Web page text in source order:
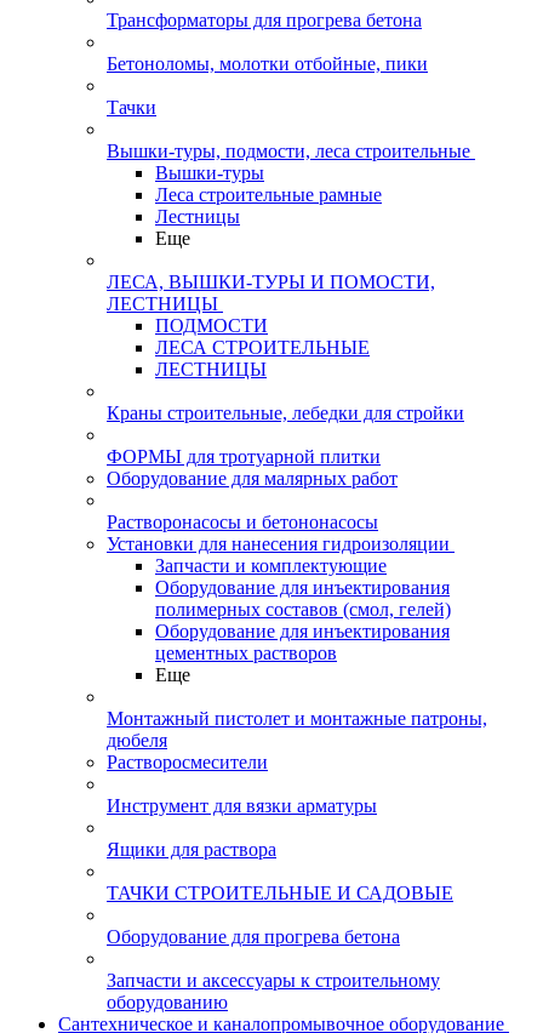
Трансформаторы для прогрева бетона
Бетоноломы, молотки отбойные, пики
Тачки
Вышки-туры, подмости, леса строительные
Вышки-туры
Леса строительные рамные
Лестницы
Еще
ЛЕСА, ВЫШКИ-ТУРЫ И ПОМОСТИ,
ЛЕСТНИЦЫ
ПОДМОСТИ
ЛЕСА СТРОИТЕЛЬНЫЕ
ЛЕСТНИЦЫ
Краны строительные, лебедки для стройки
ФОРМЫ для тротуарной плитки
Оборудование для малярных работ
Растворонасосы и бетононасосы
Установки для нанесения гидроизоляции
Запчасти и комплектующие
Оборудование для инъектирования
полимерных составов (смол, гелей)
Оборудование для инъектирования
цементных растворов
Еще
Монтажный пистолет и монтажные патроны,
дюбеля
Растворосмесители
Инструмент для вязки арматуры
Ящики для раствора
ТАЧКИ СТРОИТЕЛЬНЫЕ И САДОВЫЕ
Оборудование для прогрева бетона
Запчасти и аксессуары к строительному
оборудованию
Сантехническое и каналопромывочное оборудование